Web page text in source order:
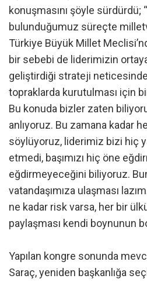
konuşmasını şöyle sürdürdü;
bulunduğumuz süreçte
Türkiye Büyük Millet
bir sebebi de liderimizin
geliştirdiği strateji
topraklarda kurutulması için
Bu konuda bizler zaten
anlıyoruz. Bu zamana kadar
söylüyoruz, liderimiz bizi hiç
etmedi, başımızı hiç öne
eğdirmeyeceğini biliyoruz.
vatandaşımıza ulaşması
ne kadar risk varsa, her bir
paylaşması kendi boynunun
Yapılan kongre sonunda
Saraç, yeniden başkanlığa